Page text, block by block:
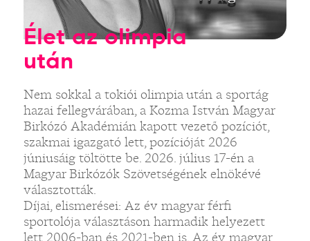
Élet az olimpia
után
Nem sokkal a tokiói olimpia után a sportág
hazai fellegvárában, a Kozma István Magyar
Birkózó Akadémián kapott vezető pozíciót,
szakmai igazgató lett, pozícióját 2026
júniusáig töltötte be. 2026. július 17-én a
Magyar Birkózók Szövetségének elnökévé
választották.
Díjai, elismerései: Az év magyar férfi
sportolója választáson harmadik helyezett
lett 2006-ban és 2021-ben is. Az év magyar